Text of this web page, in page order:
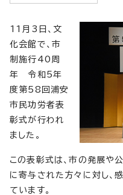
11月3日、文
化会館で、市
制施行40周
年 令和5年
度第58回浦安
市民功労者表
彰式が行われ
ました。
この表彰式は、市の発展や
に寄与された方々に対し、
ています。